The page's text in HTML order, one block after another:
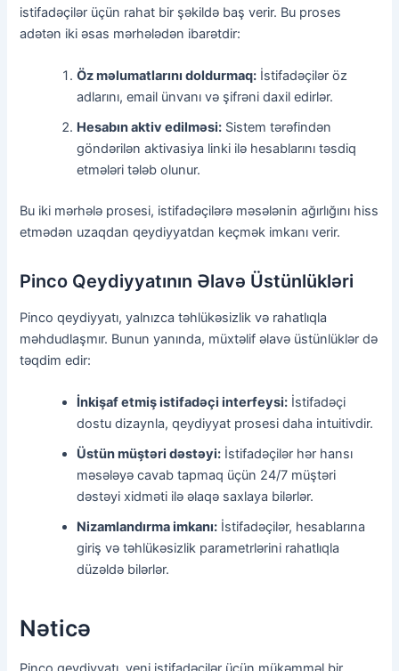
istifadəçilər üçün rahat bir şəkildə baş verir. Bu proses
adətən iki əsas mərhələdən ibarətdir:
Öz məlumatlarını doldurmaq: İstifadəçilər öz
adlarını, email ünvanı və şifrəni daxil edirlər.
Hesabın aktiv edilməsi: Sistem tərəfindən
göndərilən aktivasiya linki ilə hesablarını təsdiq
etmələri tələb olunur.
Bu iki mərhələ prosesi, istifadəçilərə məsələnin ağırlığını hiss
etmədən uzaqdan qeydiyyatdan keçmək imkanı verir.
Pinco Qeydiyyatının Əlavə Üstünlükləri
Pinco qeydiyyatı, yalnızca təhlükəsizlik və rahatlıqla
məhdudlaşmır. Bunun yanında, müxtəlif əlavə üstünlüklər də
təqdim edir:
İnkişaf etmiş istifadəçi interfeysi: İstifadəçi
dostu dizaynla, qeydiyyat prosesi daha intuitivdir.
Üstün müştəri dəstəyi: İstifadəçilər hər hansı
məsələyə cavab tapmaq üçün 24/7 müştəri
dəstəyi xidməti ilə əlaqə saxlaya bilərlər.
Nizamlandırma imkanı: İstifadəçilər, hesablarına
giriş və təhlükəsizlik parametrlərini rahatlıqla
düzəldə bilərlər.
Nəticə